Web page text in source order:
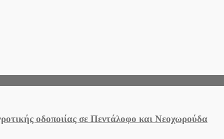
οδοποιίας σε Πεντάλοφο και Νεοχωρούδα